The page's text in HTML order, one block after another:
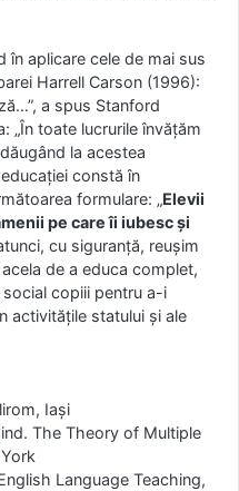
în aplicare cele de mai sus
Harrell Carson (1996):
a spus Stanford
„În toate lucrurile învăţăm
la acestea
constă în
formulare: „Elevii
pe care îi iubesc şi
cu siguranţă, reuşim
de a educa complet,
copiii pentru a-i
activităţile statului şi ale
Iaşi
The Theory of Multiple
Language Teaching,